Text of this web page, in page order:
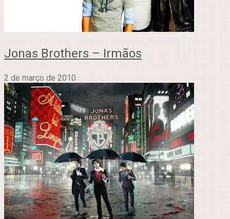
Jonas Brothers – Irmãos
2 de março de 2010